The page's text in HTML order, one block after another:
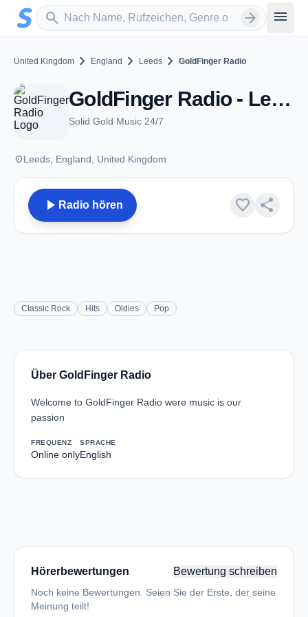
Zum Hauptinhalt springen
search
Sender suchen arrow_forward menu
United Kingdom chevron_right England chevron_right Leeds chevron_right GoldFinger Radio
GoldFinger Radio - Leeds
Solid Gold Music 24/7
placeLeeds, England, United Kingdom
play_arrow Radio hören favorite share
Classic Rock Hits Oldies Pop
Über GoldFinger Radio
Welcome to GoldFinger Radio were music is our
passion
FREQUENZ
Online only
SPRACHE
English
Hörerbewertungen Bewertung schreiben
Noch keine Bewertungen. Seien Sie der Erste, der seine
Meinung teilt!